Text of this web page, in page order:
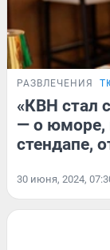
РАЗВЛЕЧЕНИЯ
«КВН стал
— о юморе,
стендапе,
30 июня, 2024,